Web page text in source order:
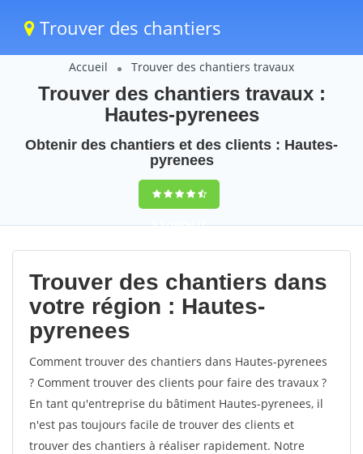
Trouver des chantiers
Accueil Trouver des chantiers travaux
Trouver des chantiers travaux :
Hautes-pyrenees
Obtenir des chantiers et des clients : Hautes-
pyrenees
9,5(100%)77
votes
Trouver des chantiers dans
votre région : Hautes-
pyrenees
Comment trouver des chantiers dans Hautes-pyrenees
? Comment trouver des clients pour faire des travaux ?
En tant qu'entreprise du bâtiment Hautes-pyrenees, il
n'est pas toujours facile de trouver des clients et
trouver des chantiers à réaliser rapidement. Notre